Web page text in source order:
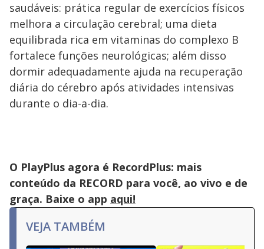
saudáveis: prática regular de exercícios físicos
melhora a circulação cerebral; uma dieta
equilibrada rica em vitaminas do complexo B
fortalece funções neurológicas; além disso
dormir adequadamente ajuda na recuperação
diária do cérebro após atividades intensivas
durante o dia-a-dia.
O PlayPlus agora é RecordPlus: mais
conteúdo da RECORD para você, ao vivo e de
graça. Baixe o app aqui!
VEJA TAMBÉM